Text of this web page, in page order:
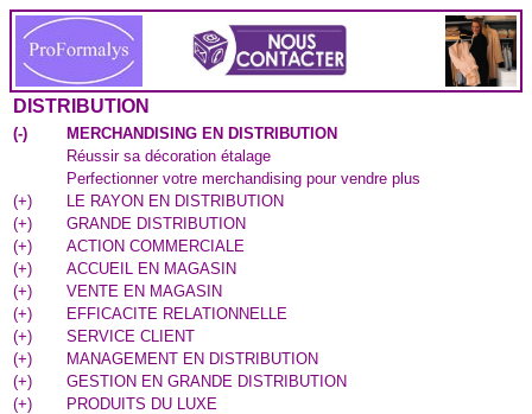
DISTRIBUTION
(-)
MERCHANDISING EN DISTRIBUTION
Réussir sa décoration étalage
Perfectionner votre merchandising pour vendre plus
(+)
LE RAYON EN DISTRIBUTION
(+)
GRANDE DISTRIBUTION
(+)
ACTION COMMERCIALE
(+)
ACCUEIL EN MAGASIN
(+)
VENTE EN MAGASIN
(+)
EFFICACITE RELATIONNELLE
(+)
SERVICE CLIENT
(+)
MANAGEMENT EN DISTRIBUTION
(+)
GESTION EN GRANDE DISTRIBUTION
(+)
PRODUITS DU LUXE